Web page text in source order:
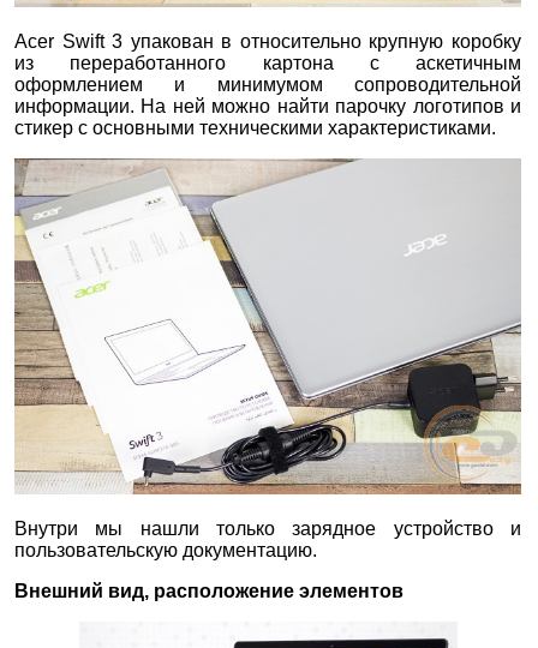
Acer Swift 3 упакован в относительно крупную коробку
из переработанного картона с аскетичным
оформлением и минимумом сопроводительной
информации. На ней можно найти парочку логотипов и
стикер с основными техническими характеристиками.
Внутри мы нашли только зарядное устройство и
пользовательскую документацию.
Внешний вид, расположение элементов